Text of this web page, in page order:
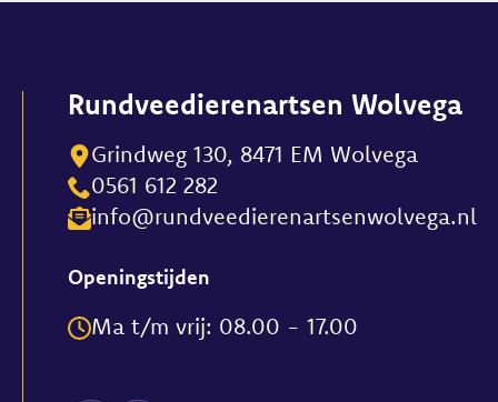
worden
productpagina
Rundveedierenartsen Wolvega
Grindweg 130, 8471 EM Wolvega
0561 612 282
info@rundveedierenartsenwolvega.nl
Openingstijden
Ma t/m vrij: 08.00 - 17.00